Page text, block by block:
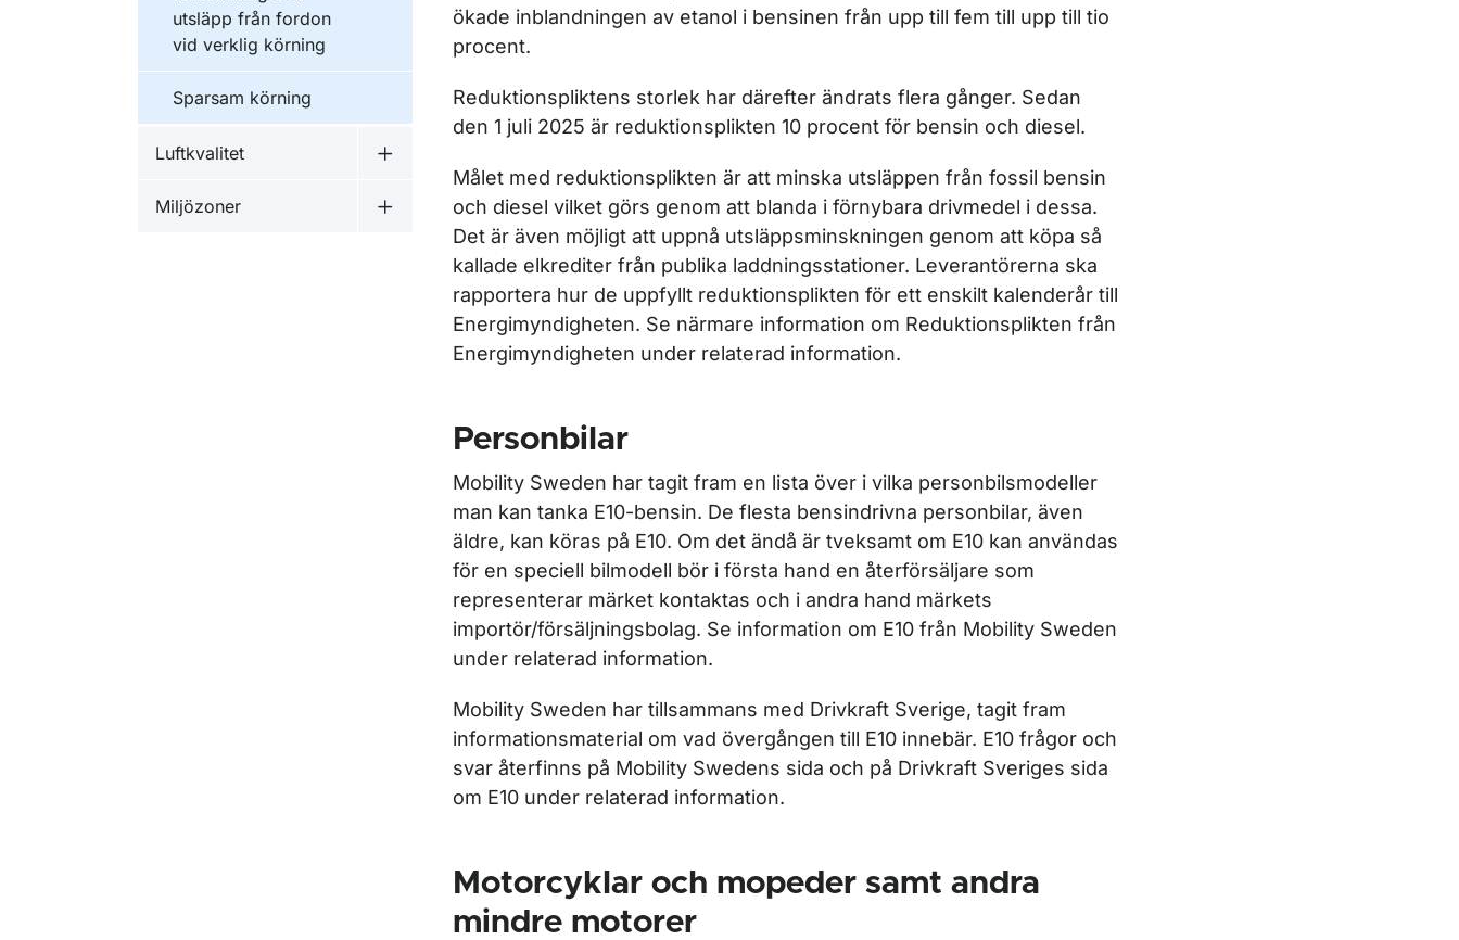
utsläpp från fordon
vid verklig körning
Sparsam körning
Luftkvalitet
Undermeny för Luftkvalitet
Miljözoner
Undermeny för Miljözoner
ökade inblandningen av etanol i bensinen från upp till fem till upp till tio
procent.
Reduktionspliktens storlek har därefter ändrats flera gånger. Sedan
den 1 juli 2025 är reduktionsplikten 10 procent för bensin och diesel.
Målet med reduktionsplikten är att minska utsläppen från fossil bensin
och diesel vilket görs genom att blanda i förnybara drivmedel i dessa.
Det är även möjligt att uppnå utsläppsminskningen genom att köpa så
kallade elkrediter från publika laddningsstationer. Leverantörerna ska
rapportera hur de uppfyllt reduktionsplikten för ett enskilt kalenderår till
Energimyndigheten. Se närmare information om Reduktionsplikten från
Energimyndigheten under relaterad information.
Personbilar
Mobility Sweden har tagit fram en lista över i vilka personbilsmodeller
man kan tanka E10-bensin. De flesta bensindrivna personbilar, även
äldre, kan köras på E10. Om det ändå är tveksamt om E10 kan användas
för en speciell bilmodell bör i första hand en återförsäljare som
representerar märket kontaktas och i andra hand märkets
importör/försäljningsbolag. Se information om E10 från Mobility Sweden
under relaterad information.
Mobility Sweden har tillsammans med Drivkraft Sverige, tagit fram
informationsmaterial om vad övergången till E10 innebär. E10 frågor och
svar återfinns på Mobility Swedens sida och på Drivkraft Sveriges sida
om E10 under relaterad information.
Motorcyklar och mopeder samt andra
mindre motorer